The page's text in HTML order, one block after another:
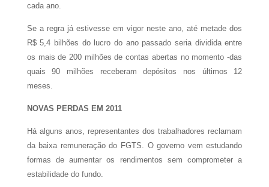
cada ano.
Se a regra já estivesse em vigor neste ano, até metade dos
R$ 5,4 bilhões do lucro do ano passado seria dividida entre
os mais de 200 milhões de contas abertas no momento -das
quais 90 milhões receberam depósitos nos últimos 12
meses.
NOVAS PERDAS EM 2011
Há alguns anos, representantes dos trabalhadores reclamam
da baixa remuneração do FGTS. O governo vem estudando
formas de aumentar os rendimentos sem comprometer a
estabilidade do fundo.